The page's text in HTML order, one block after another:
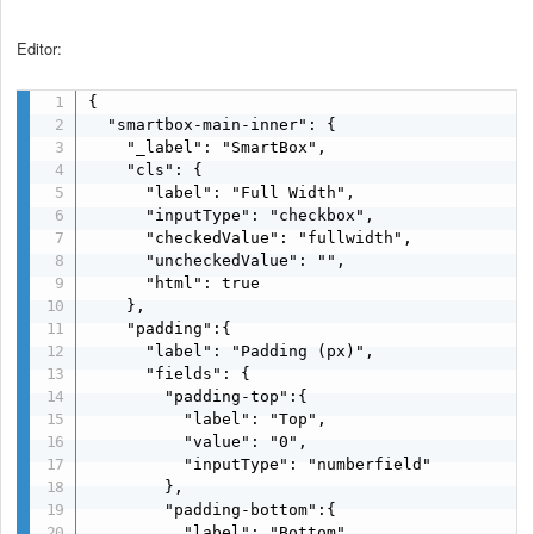
Editor:
{
  "smartbox-main-inner": {
    "_label": "SmartBox",
    "cls": {
      "label": "Full Width",
      "inputType": "checkbox",
      "checkedValue": "fullwidth",
      "uncheckedValue": "",
      "html": true
    },
    "padding":{
      "label": "Padding (px)",
      "fields": {
        "padding-top":{
          "label": "Top",
          "value": "0",
          "inputType": "numberfield"
        },
        "padding-bottom":{